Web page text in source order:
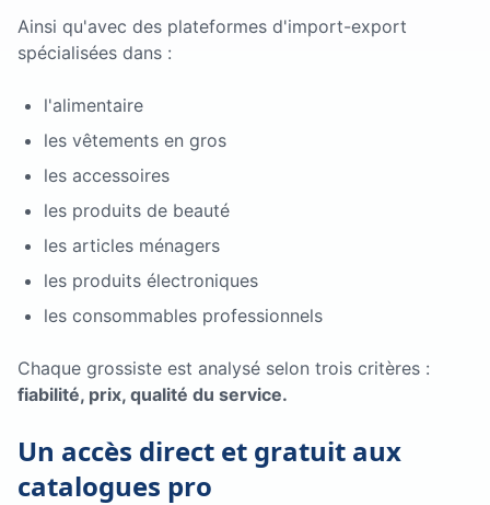
Ainsi qu'avec des plateformes d'import-export
spécialisées dans :
l'alimentaire
les vêtements en gros
les accessoires
les produits de beauté
les articles ménagers
les produits électroniques
les consommables professionnels
Chaque grossiste est analysé selon trois critères :
fiabilité, prix, qualité du service.
Un accès direct et gratuit aux
catalogues pro